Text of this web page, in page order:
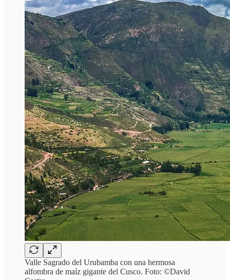
Valle Sagrado del Urubamba con una hermosa
alfombra de maíz gigante del Cusco. Foto: ©David